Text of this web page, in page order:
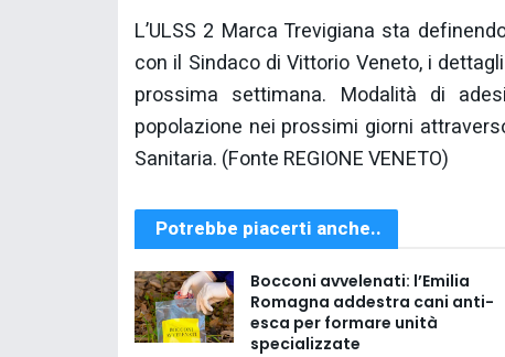
L’ULSS 2 Marca Trevigiana sta
con il Sindaco di Vittorio Veneto, i
prossima settimana. Modalità di
popolazione nei prossimi giorni
Sanitaria. (Fonte REGIONE VENETO)
Potrebbe piacerti anche..
Bocconi avvelenati: l’Emilia
Romagna addestra cani anti-
esca per formare unità
specializzate